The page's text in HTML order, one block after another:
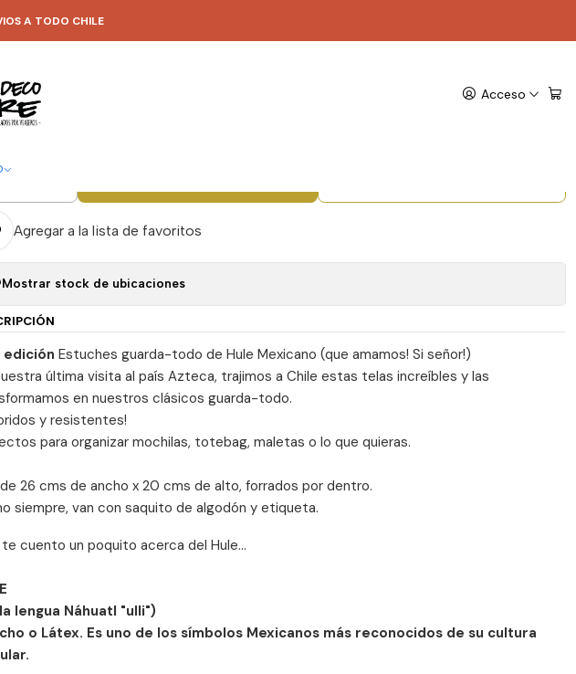
Acceso
A TODO CHILE
Mexicano x Travel Deco Store - EH09
de Hule Mexicano x Travel
Store - EH09
Agregar a la lista de favoritos
Mostrar stock de ubicaciones
edición Estuches guarda-todo de Hule Mexicano (que amamos! Si señor!)
última visita al país Azteca, trajimos a Chile estas telas increíbles y las
en nuestros clásicos guarda-todo.
y resistentes!
para organizar mochilas, totebag, maletas o lo que quieras.
26 cms de ancho x 20 cms de alto, forrados por dentro.
siempre, van con saquito de algodón y etiqueta.
cuento un poquito acerca del Hule...
lengua Náhuatl "ulli")
o Látex. Es uno de los símbolos Mexicanos más reconocidos de su cultura